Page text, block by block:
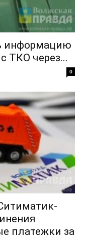
информацию
ТКО через...
0
платежки за